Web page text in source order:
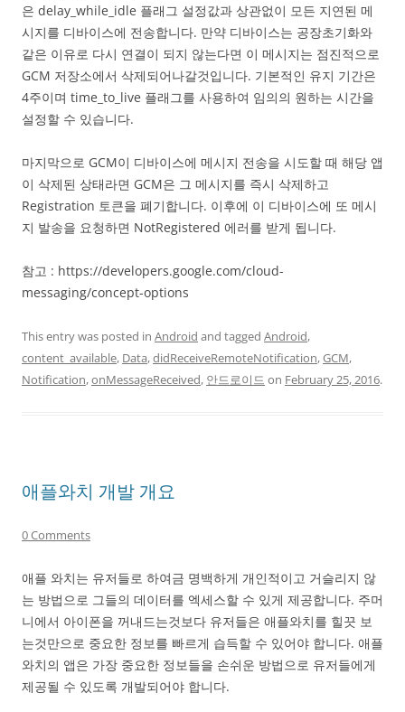
은 delay_while_idle 플래그 설정값과 상관없이 모든 지연된 메
시지를 디바이스에 전송합니다. 만약 디바이스는 공장초기화와
같은 이유로 다시 연결이 되지 않는다면 이 메시지는 점진적으로
GCM 저장소에서 삭제되어나갈것입니다. 기본적인 유지 기간은
4주이며 time_to_live 플래그를 사용하여 임의의 원하는 시간을
설정할 수 있습니다.
마지막으로 GCM이 디바이스에 메시지 전송을 시도할 때 해당 앱
이 삭제된 상태라면 GCM은 그 메시지를 즉시 삭제하고
Registration 토큰을 폐기합니다. 이후에 이 디바이스에 또 메시
지 발송을 요청하면 NotRegistered 에러를 받게 됩니다.
참고 : https://developers.google.com/cloud-
messaging/concept-options
This entry was posted in Android and tagged Android,
content_available, Data,didReceiveRemoteNotification,GCM,
Notification,onMessageReceived, 안드로이드 on February 25, 2016.
애플와치 개발 개요
0 Comments
애플 와치는 유저들로 하여금 명백하게 개인적이고 거슬리지 않
는 방법으로 그들의 데이터를 엑세스할 수 있게 제공합니다. 주머
니에서 아이폰을 꺼내드는것보다 유저들은 애플와치를 힐끗 보
는것만으로 중요한 정보를 빠르게 습득할 수 있어야 합니다. 애플
와치의 앱은 가장 중요한 정보들을 손쉬운 방법으로 유저들에게
제공될 수 있도록 개발되어야 합니다.